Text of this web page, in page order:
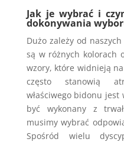
Jak je wybrać i
dokonywania
Dużo zależy od
są w różnych kolorach
wzory, które widnieją
często stanowią
właściwego bidonu
być wykonany z
musimy wybrać
Spośród wielu